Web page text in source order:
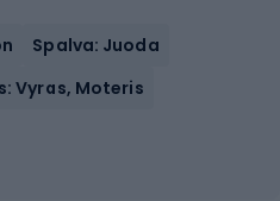
Spalva: Juoda
Vyras, Moteris